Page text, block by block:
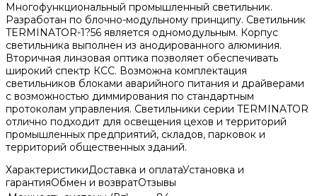
Многофункциональный промышленный светильник.
Разработан по блочно-модульному принципу. Светильник
TERMINATOR-1?56 является одномодульным. Корпус
светильника выполнен из анодированного алюминия.
Вторичная линзовая оптика позволяет обеспечивать
широкий спектр КСС. Возможна комплектация
светильников блоками аварийного питания и драйверами
с возможностью диммирования по стандартным
протоколам управления. Светильники серии TERMINATOR
отлично подходит для освещения цехов и территорий
промышленных предприятий, складов, парковок и
территорий общественных зданий.
ХарактеристикиДоставка и оплатаУстановка и
гарантияОбмен и возвратОтзывы